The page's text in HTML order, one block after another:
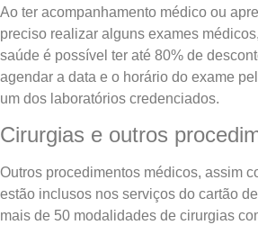
Ao ter acompanhamento médico ou
preciso realizar alguns exames
saúde é possível ter até 80% de
agendar a data e o horário do exame
um dos laboratórios credenciados.
Cirurgias e outros
Outros procedimentos médicos, assim
estão inclusos nos serviços do cartão
mais de 50 modalidades de cirurgias